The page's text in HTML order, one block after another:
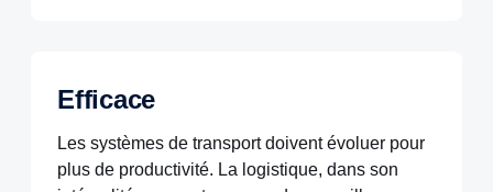
Efficace
Les systèmes de transport doivent évoluer pour
plus de productivité. La logistique, dans son